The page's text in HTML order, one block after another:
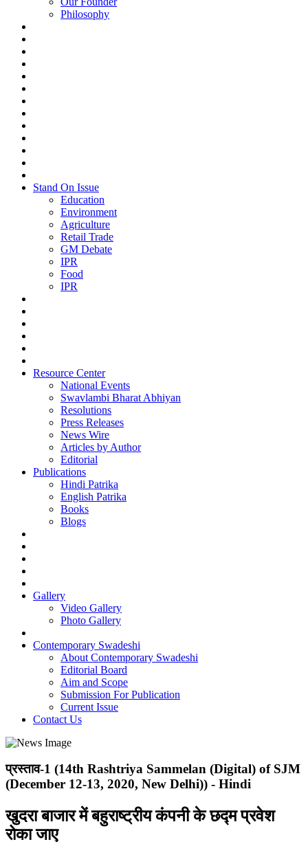
Philosophy
Stand On Issue
Education
Environment
Agriculture
Retail Trade
GM Debate
IPR
Food
IPR
Resource Center
National Events
Swavlambi Bharat Abhiyan
Resolutions
Press Releases
News Wire
Articles by Author
Editorial
Publications
Hindi Patrika
English Patrika
Books
Blogs
Gallery
Video Gallery
Photo Gallery
Contemporary Swadeshi
About Contemporary Swadeshi
Editorial Board
Aim and Scope
Submission For Publication
Current Issue
Contact Us
प्रस्ताव-1 (14th Rashtriya Sammelan (Digital) of SJM
(December 12-13, 2020, New Delhi)) - Hindi
खुदरा बाजार में बहुराष्ट्रीय कंपनी के छद्म प्रवेश
रोका जाए